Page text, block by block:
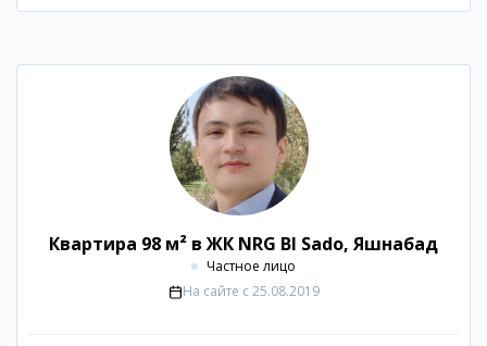
Квартира 98 м² в ЖК NRG BI Sado, Яшнабад
Частное лицо
На сайте с 25.08.2019